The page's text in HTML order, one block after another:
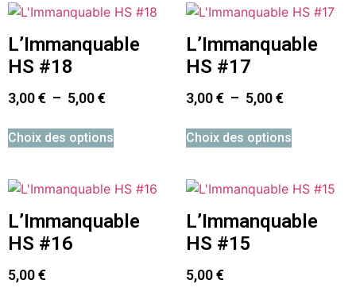
L’Immanquable
HS #18
3,00€ – 5,00€
Choix des options
L’Immanquable
HS #17
3,00€ – 5,00€
Choix des options
L’Immanquable
HS #16
5,00€
L’Immanquable
HS #15
5,00€